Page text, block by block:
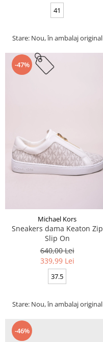
41
Stare: Nou, în ambalaj original
-47%
Michael Kors
Sneakers dama Keaton Zip
Slip On
640,00 Lei
339,99 Lei
37.5
Stare: Nou, în ambalaj original
-46%